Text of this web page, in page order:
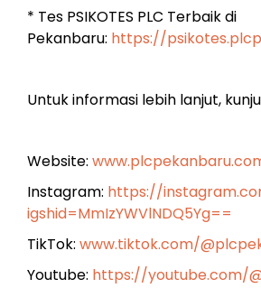
* Tes PSIKOTES PLC Terbaik di
Pekanbaru: https://
Untuk informasi lebih lanjut,
Website:
Instagram: https://
igshid=MmIzYWVlNDQ5Yg==
TikTok: www.tiktok.com/
Youtube: https://youtube.com/